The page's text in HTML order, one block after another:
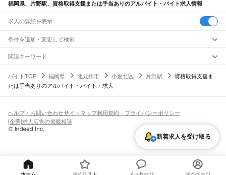
福岡県、片野駅、資格取得支援または手当ありのアルバイト・バイト求人情報
求人の詳細を表示
条件を追加・変更して検索
市区町村を追加・変更
福岡県すべて
北九州市すべて
東区博多区中央区南区西区城南区早良区
大牟田市 八女市
宗像市太宰府市古賀市福津市
那珂川市
駅を追加・変更
JR博多南線
博多駅博多南駅
九州工大前駅
教育大前駅
東福間駅 古賀駅
新宮中央駅
福工大前駅
香椎駅 博多駅
職種を追加・変更
飲食・フードサービスすべて
ホールスタッフキッチンスタッフ
パン屋（ベーカリー）
バー（BAR）・バーテンダー
飲食店（店長・マネージャー）
営業テレフォンアポインター（テレアポ） ルートセールス
フードカウンター販売員
アパレル
家電量販店・携帯販売（携帯ショップ）
人気
日払いOK高校生歓迎 髪型・髪色自由
留学生・外国人活躍中
シフト
土日祝のみOK
平日のみOK 週1日からOK 週2・3日からOK 週4日以上OK
雇用形態を追加・変更
派遣社員
業務委託
関連キーワード
バイトTOP
福岡県 北九州市 小倉北区 片野駅
資格取得支援ま
たは手当ありのアルバイト・バイト・求人
新着求人を受け取る
ヘルプ・お問い合わせサイトマップ利用規約・プライバシーポリシー
[企業]求人広告の掲載相談